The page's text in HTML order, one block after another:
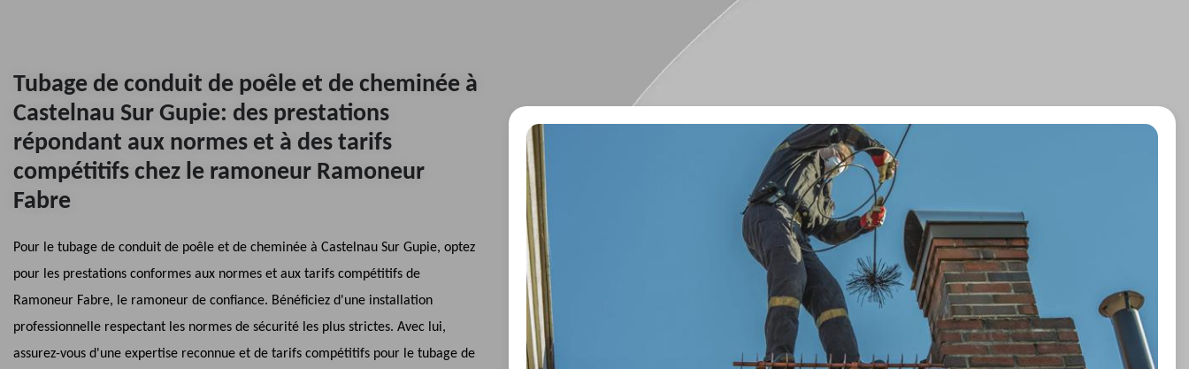
Tubage de conduit de poêle et de cheminée à
Castelnau Sur Gupie: des prestations
répondant aux normes et à des tarifs
compétitifs chez le ramoneur Ramoneur
Fabre
Pour le tubage de conduit de poêle et de cheminée à Castelnau Sur Gupie, optez
pour les prestations conformes aux normes et aux tarifs compétitifs de
Ramoneur Fabre, le ramoneur de confiance. Bénéficiez d'une installation
professionnelle respectant les normes de sécurité les plus strictes. Avec lui,
assurez-vous d'une expertise reconnue et de tarifs compétitifs pour le tubage de